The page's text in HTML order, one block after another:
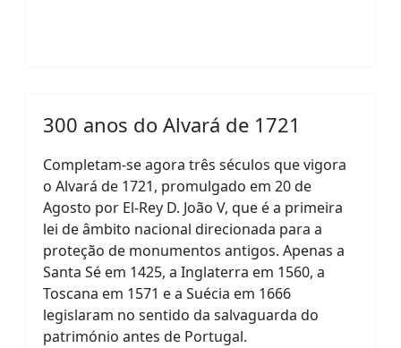
300 anos do Alvará de 1721
Completam-se agora três séculos que vigora
o Alvará de 1721, promulgado em 20 de
Agosto por El-Rey D. João V, que é a primeira
lei de âmbito nacional direcionada para a
proteção de monumentos antigos. Apenas a
Santa Sé em 1425, a Inglaterra em 1560, a
Toscana em 1571 e a Suécia em 1666
legislaram no sentido da salvaguarda do
património antes de Portugal.